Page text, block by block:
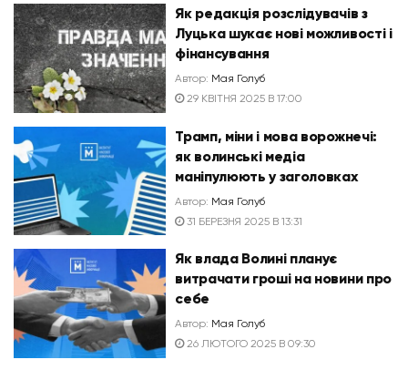
Як редакція розслідувачів з
Луцька шукає нові можливості і
фінансування
Автор: Мая Голуб
29 КВІТНЯ 2025 В 17:00
Трамп, міни і мова ворожнечі:
як волинські медіа
маніпулюють у заголовках
Автор: Мая Голуб
31 БЕРЕЗНЯ 2025 В 13:31
Як влада Волині планує
витрачати гроші на новини про
себе
Автор: Мая Голуб
26 ЛЮТОГО 2025 В 09:30